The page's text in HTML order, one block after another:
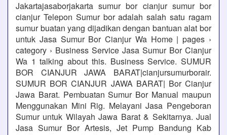
Jakartajasaborjakarta sumur bor cianjur sumur bor
cianjur Telepon Sumur bor adalah salah satu ragam
sumur buatan yang dijadikan dengan bantuan alat bor
untuk Jasa Sumur Bor Cianjur Wa Home | pages ›
category › Business Service Jasa Sumur Bor Cianjur
Wa 1 talking about this. Business Service. SUMUR
BOR CIANJUR JAWA BARAT|cianjursumurborair.
SUMUR BOR CIANJUR JAWA BARAT| Bor Cianjur
Jawa Barat. Pembuatan Sumur Bor Manual maupun
Menggunakan Mini Rig. Melayani Jasa Pengeboran
Sumur untuk Wilayah Jawa Barat & Sekitarnya. Jual
Jasa Sumur Bor Artesis, Jet Pump Bandung Kab